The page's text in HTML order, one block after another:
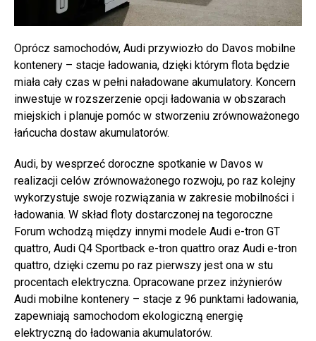
Oprócz samochodów, Audi przywiozło do Davos mobilne
kontenery – stacje ładowania, dzięki którym flota będzie
miała cały czas w pełni naładowane akumulatory. Koncern
inwestuje w rozszerzenie opcji ładowania w obszarach
miejskich i planuje pomóc w stworzeniu zrównoważonego
łańcucha dostaw akumulatorów.
Audi, by wesprzeć doroczne spotkanie w Davos w
realizacji celów zrównoważonego rozwoju, po raz kolejny
wykorzystuje swoje rozwiązania w zakresie mobilności i
ładowania. W skład floty dostarczonej na tegoroczne
Forum wchodzą między innymi modele Audi e-tron GT
quattro, Audi Q4 Sportback e-tron quattro oraz Audi e-tron
quattro, dzięki czemu po raz pierwszy jest ona w stu
procentach elektryczna. Opracowane przez inżynierów
Audi mobilne kontenery – stacje z 96 punktami ładowania,
zapewniają samochodom ekologiczną energię
elektryczną do ładowania akumulatorów.